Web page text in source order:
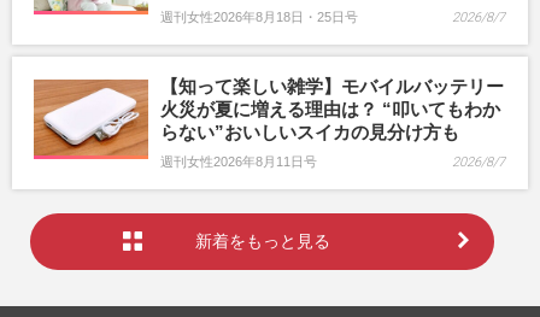
週刊女性2026年8月18日・25日号 2026/8/7
【知って楽しい雑学】モバイルバッテリー
火災が夏に増える理由は？ “叩いてもわか
らない”おいしいスイカの見分け方も
週刊女性2026年8月11日号 2026/8/7
新着をもっと見る